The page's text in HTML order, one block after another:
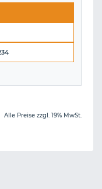
Alle Preise zzgl. 19% MwSt.